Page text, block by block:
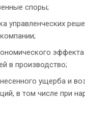
споры;
управленческих
в производство;
ущерба и
в том числе при